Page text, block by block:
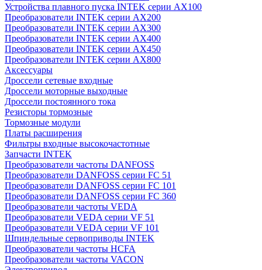
Устройства плавного пуска INTEK серии AX100
Преобразователи INTEK серии AX200
Преобразователи INTEK серии AX300
Преобразователи INTEK серии AX400
Преобразователи INTEK серии AX450
Преобразователи INTEK серии AX800
Аксессуары
Дроссели сетевые входные
Дроссели моторные выходные
Дроссели постоянного тока
Резисторы тормозные
Тормозные модули
Платы расширения
Фильтры входные высокочастотные
Запчасти INTEK
Преобразователи частоты DANFOSS
Преобразователи DANFOSS серии FC 51
Преобразователи DANFOSS серии FC 101
Преобразователи DANFOSS серии FC 360
Преобразователи частоты VEDA
Преобразователи VEDA серии VF 51
Преобразователи VEDA серии VF 101
Шпиндельные сервоприводы INTEK
Преобразователи частоты HCFA
Преобразователи частоты VACON